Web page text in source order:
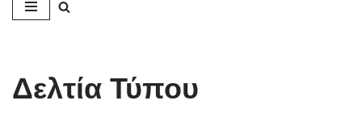
Δελτία Τύπου